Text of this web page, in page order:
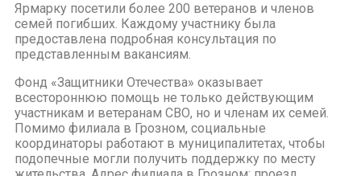
Ярмарку посетили более 200 ветеранов и членов
семей погибших. Каждому участнику была
предоставлена подробная консультация по
представленным вакансиям.
Фонд «Защитники Отечества» оказывает
всестороннюю помощь не только действующим
участникам и ветеранам СВО, но и членам их семей.
Помимо филиала в Грозном, социальные
координаторы работают в муниципалитетах, чтобы
подопечные могли получить поддержку по месту